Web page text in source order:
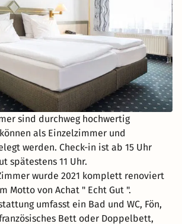
sind durchweg hochwertig
als Einzelzimmer und
werden. Check-in ist ab 15 Uhr
spätestens 11 Uhr.
wurde 2021 komplett renoviert
Motto von Achat " Echt Gut ".
umfasst ein Bad und WC, Fön,
Bett oder Doppelbett,